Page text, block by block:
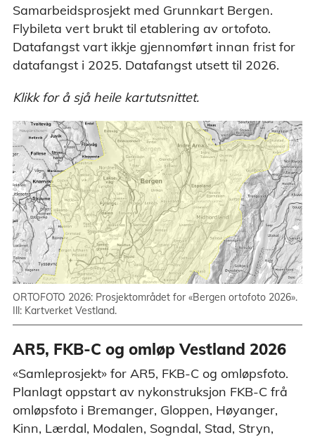
Samarbeidsprosjekt med Grunnkart Bergen.
Flybileta vert brukt til etablering av ortofoto.
Datafangst vart ikkje gjennomført innan frist for
datafangst i 2025. Datafangst utsett til 2026.
Klikk for å sjå heile kartutsnittet.
ORTOFOTO 2026: Prosjektområdet for «Bergen ortofoto 2026».
Ill: Kartverket Vestland.
AR5, FKB-C og omløp Vestland 2026
«Samleprosjekt» for AR5, FKB-C og omløpsfoto.
Planlagt oppstart av nykonstruksjon FKB-C frå
omløpsfoto i Bremanger, Gloppen, Høyanger,
Kinn, Lærdal, Modalen, Sogndal, Stad, Stryn,